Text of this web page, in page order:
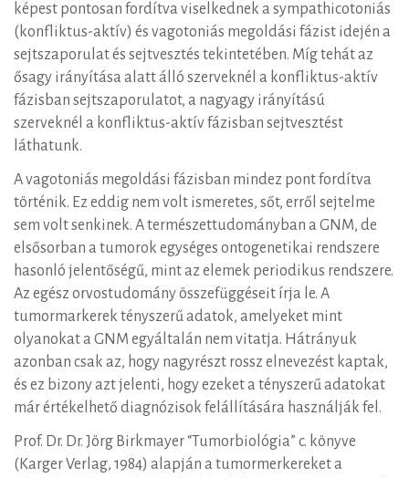
képest pontosan fordítva viselkednek a sympathicotoniás
(konfliktus-aktív) és vagotoniás megoldási fázist idején a
sejtszaporulat és sejtvesztés tekintetében. Míg tehát az
ősagy irányítása alatt álló szerveknél a konfliktus-aktív
fázisban sejtszaporulatot, a nagyagy irányítású
szerveknél a konfliktus-aktív fázisban sejtvesztést
láthatunk.
A vagotoniás megoldási fázisban mindez pont fordítva
történik. Ez eddig nem volt ismeretes, sőt, erről sejtelme
sem volt senkinek. A természettudományban a GNM, de
elsősorban a tumorok egységes ontogenetikai rendszere
hasonló jelentőségű, mint az elemek periodikus rendszere.
Az egész orvostudomány összefüggéseit írja le. A
tumormarkerek tényszerű adatok, amelyeket mint
olyanokat a GNM egyáltalán nem vitatja. Hátrányuk
azonban csak az, hogy nagyrészt rossz elnevezést kaptak,
és ez bizony azt jelenti, hogy ezeket a tényszerű adatokat
már értékelhető diagnózisok felállítására használják fel.
Prof. Dr. Dr. Jörg Birkmayer “Tumorbiológia” c. könyve
(Karger Verlag, 1984) alapján a tumormerkereket a